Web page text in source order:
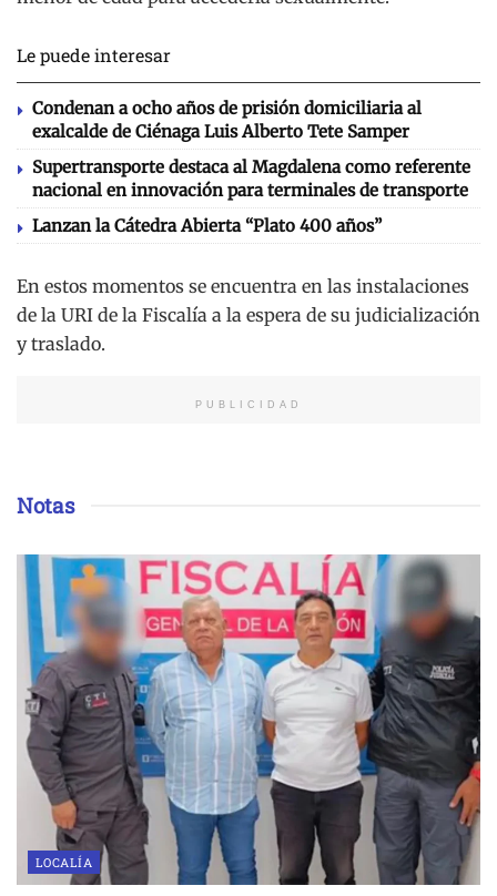
Le puede interesar
Condenan a ocho años de prisión domiciliaria al
exalcalde de Ciénaga Luis Alberto Tete Samper
Supertransporte destaca al Magdalena como referente
nacional en innovación para terminales de transporte
Lanzan la Cátedra Abierta “Plato 400 años”
En estos momentos se encuentra en las instalaciones
de la URI de la Fiscalía a la espera de su judicialización
y traslado.
PUBLICIDAD
Notas
LOCALÍA